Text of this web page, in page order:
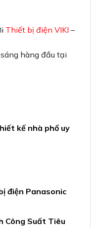
Thiết bị điện VIKI –
hàng đầu tại
kế nhà phố uy
điện Panasonic
Công Suất Tiêu